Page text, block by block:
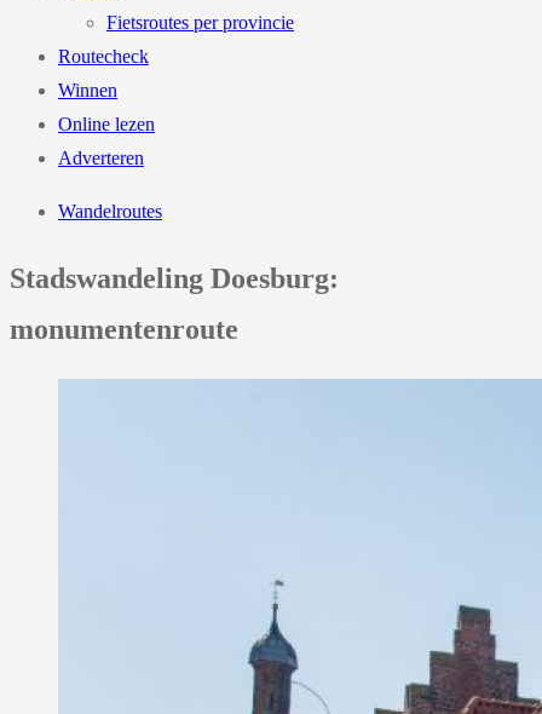
Fietsroutes per provincie
Routecheck
Winnen
Online lezen
Adverteren
Wandelroutes
Stadswandeling Doesburg:
monumentenroute